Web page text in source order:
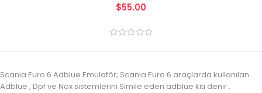
$55.00
Scania Euro 6 Adblue Emulatör; Scania Euro 6 araçlarda kullanılan
Adblue , Dpf ve Nox sistemlerini Simile eden adblue kiti denir .